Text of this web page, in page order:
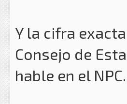
Y la cifra
Consejo de
hable en el NPC.